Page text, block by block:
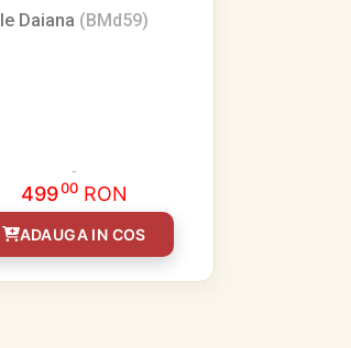
Ie Daiana (BMd59)
49900 RON
ADAUGA IN COS